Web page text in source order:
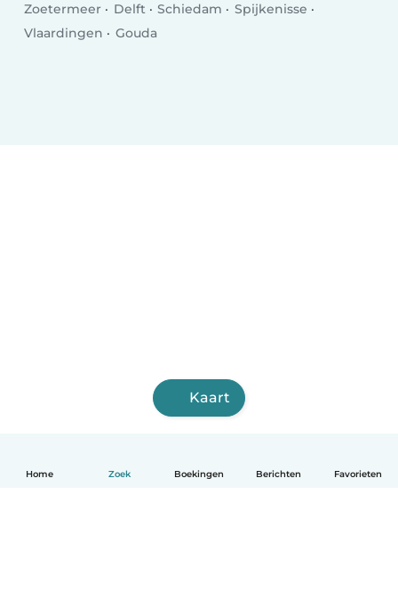
Home Zoek Boekingen Berichten Favorieten
Zoetermeer
Delft Schiedam
Spijkenisse
Vlaardingen
Gouda
Kaart